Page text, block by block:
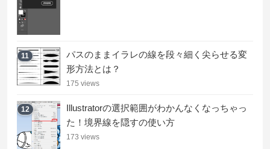
11
パスのままイラレの線を段々細く尖らせる変
形方法とは？
175 views
12
Illustratorの選択範囲がわかんなくなっちゃっ
た！境界線を隠すの使い方
173 views